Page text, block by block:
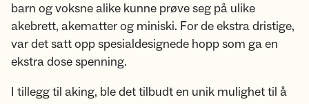
barn og voksne alike kunne prøve seg på ulike
akebrett, akematter og miniski. For de ekstra dristige,
var det satt opp spesialdesignede hopp som ga en
ekstra dose spenning.
I tillegg til aking, ble det tilbudt en unik mulighet til å